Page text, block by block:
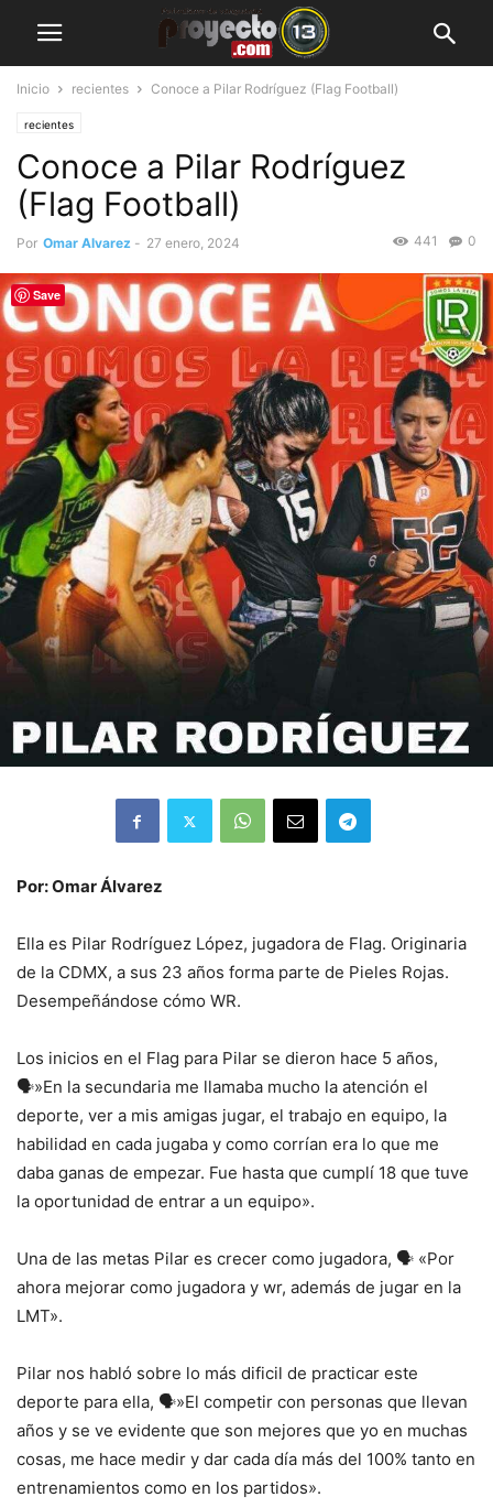
Inicio recientes Conoce a Pilar Rodríguez (Flag Football)
recientes
Conoce a Pilar Rodríguez
(Flag Football)
Por Omar Alvarez - 27 enero, 2024 0
441
Por: Omar Álvarez
Ella es Pilar Rodríguez López, jugadora de Flag. Originaria
de la CDMX, a sus 23 años forma parte de Pieles Rojas.
Desempeñándose cómo WR.
Los inicios en el Flag para Pilar se dieron hace 5 años,
🗣️»En la secundaria me llamaba mucho la atención el
deporte, ver a mis amigas jugar, el trabajo en equipo, la
habilidad en cada jugaba y como corrían era lo que me
daba ganas de empezar. Fue hasta que cumplí 18 que tuve
la oportunidad de entrar a un equipo».
Una de las metas Pilar es crecer como jugadora, 🗣️ «Por
ahora mejorar como jugadora y wr, además de jugar en la
LMT».
Pilar nos habló sobre lo más dificil de practicar este
deporte para ella, 🗣️»El competir con personas que llevan
años y se ve evidente que son mejores que yo en muchas
cosas, me hace medir y dar cada día más del 100% tanto en
entrenamientos como en los partidos».
Save